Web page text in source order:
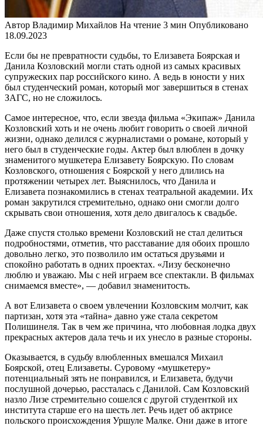
Автор Владимир Михайлов На чтение 3 мин Опубликовано
18.09.2023
Если бы не превратности судьбы, то Елизавета Боярская и
Данила Козловский могли стать одной из самых красивых
супружеских пар российского кино. А ведь в юности у них
был студенческий роман, который мог завершиться в стенах
ЗАГС, но не сложилось.
Самое интересное, что, если звезда фильма «Экипаж» Данила
Козловский хоть и не очень любит говорить о своей личной
жизни, однако делился с журналистами о романе, который у
него был в студенческие годы. Актер был влюблен в дочку
знаменитого мушкетера Елизавету Боярскую. По словам
Козловского, отношения с Боярской у него длились на
протяжении четырех лет. Выяснилось, что Данила и
Елизавета познакомились в стенах театральной академии. Их
роман закрутился стремительно, однако они смогли долго
скрывать свои отношения, хотя дело двигалось к свадьбе.
Даже спустя столько времени Козловский не стал делиться
подробностями, отметив, что расставание для обоих прошло
довольно легко, это позволило им остаться друзьями и
спокойно работать в одних проектах. «Лизу бесконечно
люблю и уважаю. Мы с ней играем все спектакли. В фильмах
снимаемся вместе», — добавил знаменитость.
А вот Елизавета о своем увлечении Козловским молчит, как
партизан, хотя эта «тайна» давно уже стала секретом
Полишинеля. Так в чем же причина, что любовная лодка двух
прекрасных актеров дала течь и их унесло в разные стороны.
Оказывается, в судьбу влюбленных вмешался Михаил
Боярской, отец Елизаветы. Суровому «мушкетеру»
потенциальный зять не понравился, и Елизавета, будучи
послушной дочерью, рассталась с Данилой. Сам Козловский
назло Лизе стремительно сошелся с другой студенткой их
института старше его на шесть лет. Речь идет об актрисе
польского происхождения Уршуле Малке. Они даже в итоге